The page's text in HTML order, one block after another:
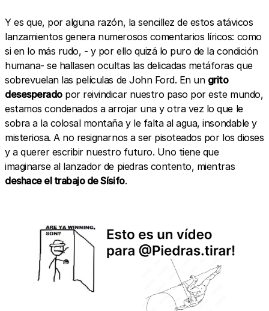
Y es que, por alguna razón, la sencillez de estos atávicos
lanzamientos genera numerosos comentarios líricos: como
si en lo más rudo, - y por ello quizá lo puro de la condición
humana- se hallasen ocultas las delicadas metáforas que
sobrevuelan las películas de John Ford. En un grito
desesperadopor reivindicar nuestro paso por este mundo,
estamos condenados a arrojar una y otra vez lo que le
sobra a la colosal montaña y le falta al agua, insondable y
misteriosa. A no resignarnos a ser pisoteados por los dioses
y a querer escribir nuestro futuro. Uno tiene que
imaginarse al lanzador de piedras contento, mientras
deshace el trabajo de Sísifo.